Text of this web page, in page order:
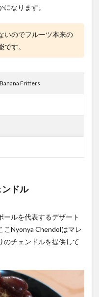
なります。
いのでフルーツ本来の
す。
Fritters
ドル
ールを代表するデザート
こNyonya Chendolはマレ
のチェンドルを提供して